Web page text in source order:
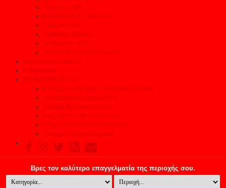
Τεκμήρια 2026
Μεταβίβαση αυτοκινήτου
Τιμές Διοδίων
Τηλέφωνα Ανάγκης
Δικαιολογητικά ΚΤΕΟ
Δικαιολογητικά Ανακύκλωσης
Ηλεκτρονικές εκδόσεις
Επικοινωνία
ΜΕΤΑΧΕΙΡΙΣΜΕΝΟ
Μεταχειρισμένα μέχρι και 35% φτηνότερα
Αναζήτηση μεταχειρισμένου
Δοκιμές Μεταχειρισμένων
Αγοράζοντας Μεταχειρισμένο
Οδηγός Αγοράς Μεταχειρισμένου
Έμποροι Μεταχειρισμένων